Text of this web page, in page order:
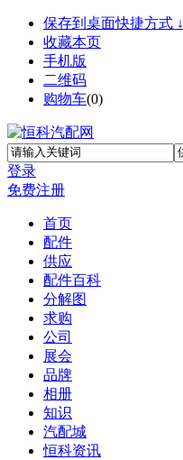
保存到桌面快捷方式 ↓
收藏本页
手机版
二维码
购物车(0)
登录
免费注册
首页
配件
供应
配件百科
分解图
求购
公司
展会
品牌
相册
知识
汽配城
恒科资讯